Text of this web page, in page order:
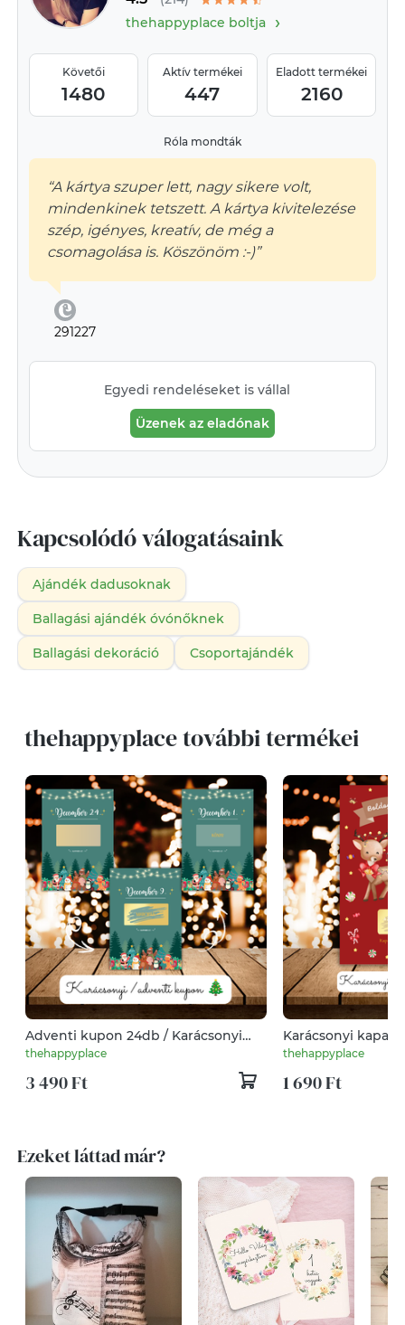
thehappyplace boltja›
Követői
1480
Aktív termékei
447
Eladott termékei
2160
Róla mondták
“A kártya szuper lett, nagy sikere volt,
mindenkinek tetszett. A kártya kivitelezése
szép, igényes, kreatív, de még a
csomagolása is. Köszönöm :-)”
291227
Egyedi rendeléseket is vállal
Üzenek az eladónak
Kapcsolódó válogatásaink
Ajándék dadusoknak
Ballagási ajándék óvónőknek
Ballagási dekoráció Csoportajándék
thehappyplace további termékei
Adventi kupon 24db / Karácsonyi
kupon / Mikulás kupon / Ajándék,
meglepetés / Kaparós sorsjegy /
Karácsonyi ajándék 4.
thehappyplace
3 490 Ft
Karácsonyi
Ajándék,
sorsjegy /
thehappyplace
1 690 Ft
Ezeket láttad már?